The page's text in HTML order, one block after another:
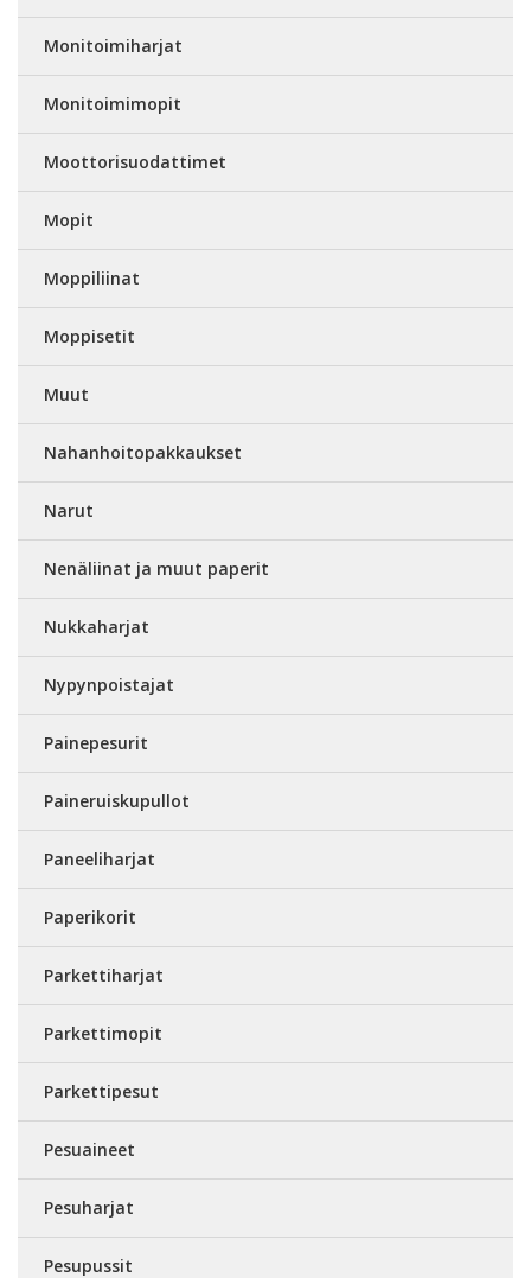
Monitoimiharjat
Monitoimimopit
Moottorisuodattimet
Mopit
Moppiliinat
Moppisetit
Muut
Nahanhoitopakkaukset
Narut
Nenäliinat ja muut paperit
Nukkaharjat
Nypynpoistajat
Painepesurit
Paineruiskupullot
Paneeliharjat
Paperikorit
Parkettiharjat
Parkettimopit
Parkettipesut
Pesuaineet
Pesuharjat
Pesupussit